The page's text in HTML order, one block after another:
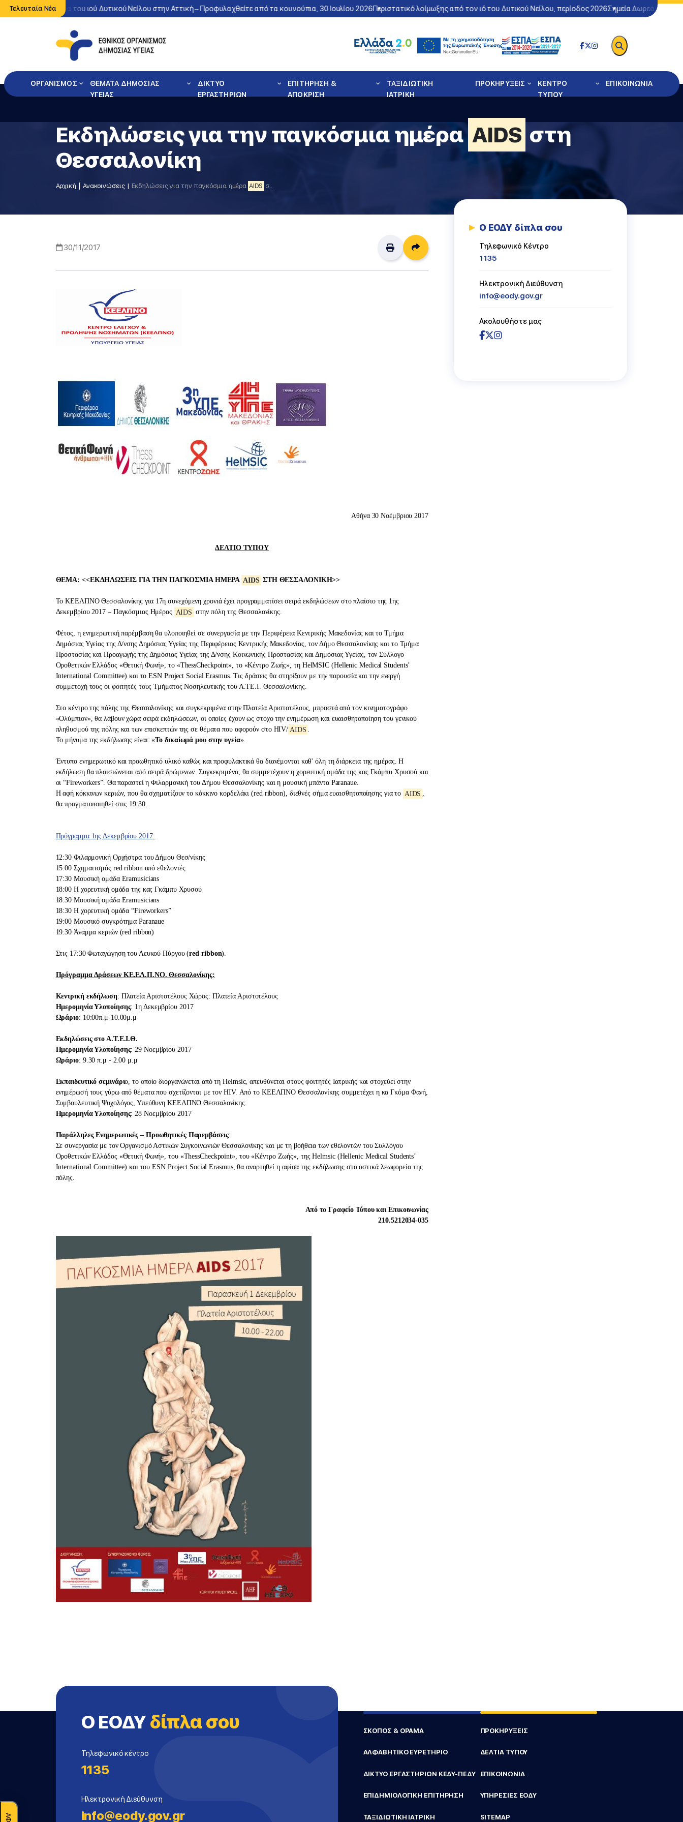
Τελευταία Νέα
κυκλοφορία του ιού Δυτικού Νείλου στην Αττική – Προφυλαχθείτε από τα κουνούπια, 30 Ιουλίου 2026Περιστατικό λοίμωξης από τον ιό του Δυτικού Νείλου, περίοδος 2026Σημεία Δωρεάν Ελέγχου
ΟΡΓΑΝΙΣΜΟΣ
ΘΕΜΑΤΑ ΔΗΜΟΣΙΑΣ
ΥΓΕΙΑΣ
ΔΙΚΤΥΟ
ΕΡΓΑΣΤΗΡΙΩΝ
ΕΠΙΤΗΡΗΣΗ &
ΑΠΟΚΡΙΣΗ
ΤΑΞΙΔΙΩΤΙΚΗ
ΙΑΤΡΙΚΗ
ΠΡΟΚΗΡΥΞΕΙΣ
ΚΕΝΤΡΟ
ΤΥΠΟΥ
ΕΠΙΚΟΙΝΩΝΙΑ
Εκδηλώσεις για την παγκόσμια ημέρα AIDS στη
Θεσσαλονίκη
Αρχική Ανακοινώσεις Εκδηλώσεις για την παγκόσμια ημέρα AIDS στη Θεσσαλονίκη
30/11/2017 Διαμοιρασμός
Αθήνα 30 Νοέμβριου 2017
ΔΕΛΤΙΟ ΤΥΠΟΥ
ΘΕΜΑ: <<ΕΚΔΗΛΩΣΕΙΣ ΓΙΑ ΤΗΝ ΠΑΓΚΟΣΜΙΑ ΗΜΕΡΑ AIDS ΣΤΗ ΘΕΣΣΑΛΟΝΙΚΗ>>
Το ΚΕΕΛΠΝΟ Θεσσαλονίκης για 17η συνεχόμενη χρονιά έχει προγραμματίσει σειρά εκδηλώσεων στο πλαίσιο της 1ης
Δεκεμβρίου 2017 – Παγκόσμιας Ημέρας AIDS στην πόλη της Θεσσαλονίκης.
Φέτος, η ενημερωτική παρέμβαση θα υλοποιηθεί σε συνεργασία με την Περιφέρεια Κεντρικής Μακεδονίας και το Τμήμα
Δημόσιας Υγείας της Δ/νσης Δημόσιας Υγείας της Περιφέρειας Κεντρικής Μακεδονίας, τον Δήμο Θεσσαλονίκης και το Τμήμα
Προστασίας και Προαγωγής της Δημόσιας Υγείας της Δ/νσης Κοινωνικής Προστασίας και Δημόσιας Υγείας, τον Σύλλογο
Οροθετικών Ελλάδος «Θετική Φωνή», το «ThessCheckpoint», το «Κέντρο Ζωής», τη HelMSIC (Hellenic Medical Students’
International Committee) και το ESN Project Social Erasmus. Τις δράσεις θα στηρίξουν με την παρουσία και την ενεργή
συμμετοχή τους οι φοιτητές τους Τμήματος Νοσηλευτικής του Α.ΤΕ.Ι. Θεσσαλονίκης.
Στο κέντρο της πόλης της Θεσσαλονίκης και συγκεκριμένα στην Πλατεία Αριστοτέλους, μπροστά από τον κινηματογράφο
«Ολύμπιον», θα λάβουν χώρα σειρά εκδηλώσεων, οι οποίες έχουν ως στόχο την ενημέρωση και ευαισθητοποίηση του γενικού
πληθυσμού της πόλης και των επισκεπτών της σε θέματα που αφορούν στο HIV/ AIDS .
Το μήνυμα της εκδήλωσης είναι: «Το δικαίωμά μου στην υγεία».
Έντυπο ενημερωτικό και προωθητικό υλικό καθώς και προφυλακτικά θα διανέμονται καθ' όλη τη διάρκεια της ημέρας. Η
εκδήλωση θα πλαισιώνεται από σειρά δρώμενων. Συγκεκριμένα, θα συμμετέχουν η χορευτική ομάδα της κας Γκάμπυ Χρυσού και
οι “Fireworkers”. Θα παραστεί η Φιλαρμονική του Δήμου Θεσσαλονίκης και η μουσική μπάντα Paranaue.
Η αφή κόκκινων κεριών, που θα σχηματίζουν το κόκκινο κορδελάκι (red ribbon), διεθνές σήμα ευαισθητοποίησης για το AIDS ,
θα πραγματοποιηθεί στις 19:30.
Πρόγραμμα 1ης Δεκεμβρίου 2017:
12:30 Φιλαρμονική Ορχήστρα του Δήμου Θεσ/νίκης
15:00 Σχηματισμός red ribbon από εθελοντές
17:30 Μουσική ομάδα Eramusicians
18:00 Η χορευτική ομάδα της κας Γκάμπυ Χρυσού
18:30 Μουσική ομάδα Eramusicians
18:30 Η χορευτική ομάδα “Fireworkers”
19:00 Μουσικό συγκρότημα Paranaue
19:30 Άναμμα κεριών (red ribbon)
Στις 17:30 Φωταγώγηση του Λευκού Πύργου (red ribbon).
Πρόγραμμα Δράσεων ΚΕ.ΕΛ.Π.ΝΟ. Θεσσαλονίκης:
Kεντρική εκδήλωση: Πλατεία Αριστοτέλους Χώρος: Πλατεία Αριστοτέλους
Ημερομηνία Υλοποίησης: 1η Δεκεμβρίου 2017
Ωράριο: 10:00π.μ-10.00μ.μ
Εκδηλώσεις στο Α.Τ.Ε.Ι.Θ.
Ημερομηνία Υλοποίησης: 29 Νοεμβρίου 2017
Ωράριο: 9.30 π.μ - 2.00 μ.μ
Εκπαιδευτικό σεμινάριο, το οποίο διοργανώνεται από τη Helmsic, απευθύνεται στους φοιτητές Ιατρικής και στοχεύει στην
ενημέρωσή τους γύρω από θέματα που σχετίζονται με τον HIV. Από το ΚΕΕΛΠΝΟ Θεσσαλονίκης συμμετέχει η κα Γκόμα Φανή,
Συμβουλευτική Ψυχολόγος, Υπεύθυνη ΚΕΕΛΠΝΟ Θεσσαλονίκης.
Ημερομηνία Υλοποίησης: 28 Νοεμβρίου 2017
Παράλληλες Ενημερωτικές – Προωθητικές Παρεμβάσεις:
Σε συνεργασία με τον Οργανισμό Αστικών Συγκοινωνιών Θεσσαλονίκης και με τη βοήθεια των εθελοντών του Συλλόγου
Οροθετικών Ελλάδος «Θετική Φωνή», του «ThessCheckpoint», του «Κέντρο Ζωής», της Helmsic (Hellenic Medical Students’
International Committee) και του ESN Project Social Erasmus, θα αναρτηθεί η αφίσα της εκδήλωσης στα αστικά λεωφορεία της
πόλης.
Από το Γραφείο Τύπου και Επικοινωνίας
210.5212034-035
Ο ΕΟΔΥ δίπλα σου
Τηλεφωνικό Κέντρο
1135
Ηλεκτρονική Διεύθυνση
info@eody.gov.gr
Ακολουθήστε μας
Ο ΕΟΔΥ δίπλα σου
Τηλεφωνικό κέντρο
1135
Ηλεκτρονική Διεύθυνση
info@eody.gov.gr
ΣΚΟΠΟΣ & ΟΡΑΜΑ
ΑΛΦΑΒΗΤΙΚΟ ΕΥΡΕΤΗΡΙΟ
ΔΙΚΤΥΟ ΕΡΓΑΣΤΗΡΙΩΝ ΚΕΔΥ-ΠΕΔΥ
ΕΠΙΔΗΜΙΟΛΟΓΙΚΗ ΕΠΙΤΗΡΗΣΗ
ΤΑΞΙΔΙΩΤΙΚΗ ΙΑΤΡΙΚΗ
ΠΡΟΚΗΡΥΞΕΙΣ
ΔΕΛΤΙΑ ΤΥΠΟΥ
ΕΠΙΚΟΙΝΩΝΙΑ
ΥΠΗΡΕΣΙΕΣ ΕΟΔΥ
SITEMAP